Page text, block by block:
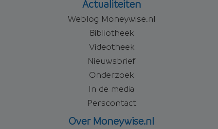
Actualiteiten
Weblog Moneywise.nl
Bibliotheek
Videotheek
Nieuwsbrief
Onderzoek
In de media
Perscontact
Over Moneywise.nl